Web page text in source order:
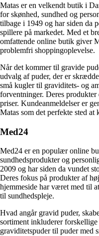
Matas er en velkendt butik i
for skønhed, sundhed og
tilbage i 1949 og har siden da
spillere på markedet. Med et
omfattende online butik giver
problemfri shoppingoplevelse.
Når det kommer til gravide
udvalg af puder, der er
små kugler til graviditets- og
forventninger. Deres
priser. Kundeanmeldelser er
Matas som det perfekte sted at
Med24
Med24 er en populær online
sundhedsprodukter og
2009 og har siden da vundet
Deres fokus på produkter af
hjemmeside har været med til
til sundhedspleje.
Hvad angår gravid puder,
sortiment inkluderer
graviditetspuder til puder med